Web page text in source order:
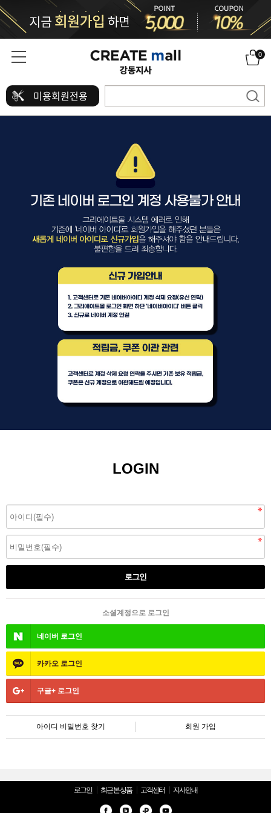
0
미용회원전용
LOGIN
소셜계정으로 로그인
네이버 로그인
카카오 로그인
구글+ 로그인
아이디 비밀번호 찾기 회원 가입
로그인 최근 본 상품 고객센터 지사안내